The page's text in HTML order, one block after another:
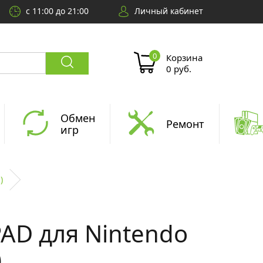
с 11:00 до 21:00 Личный кабинет
Корзина
0 руб.
Обмен
игр
Ремонт
для Nintendo